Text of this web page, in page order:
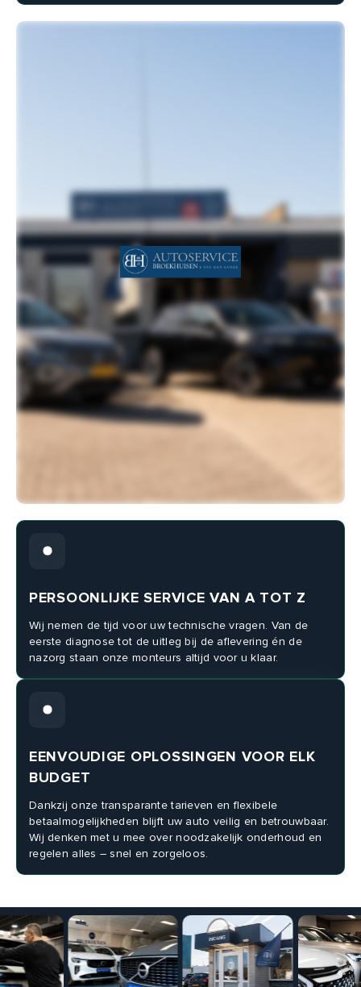
PERSOONLIJKE SERVICE VAN A TOT Z
Wij nemen de tijd voor uw technische vragen. Van de
eerste diagnose tot de uitleg bij de aflevering én de
nazorg staan onze monteurs altijd voor u klaar.
EENVOUDIGE OPLOSSINGEN VOOR ELK
BUDGET
Dankzij onze transparante tarieven en flexibele
betaalmogelijkheden blijft uw auto veilig en betrouwbaar.
Wij denken met u mee over noodzakelijk onderhoud en
regelen alles – snel en zorgeloos.